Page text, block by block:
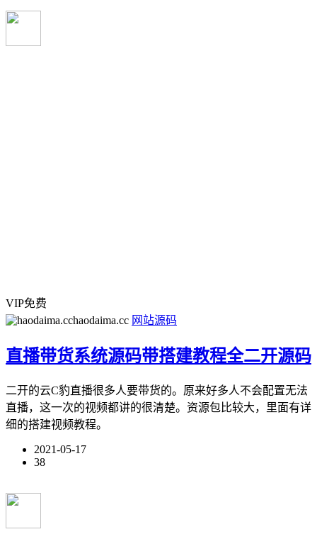
VIP免费
haodaima.cc 网站源码
直播带货系统源码带搭建教程全二开源码
二开的云C豹直播很多人要带货的。原来好多人不会配置无法
直播，这一次的视频都讲的很清楚。资源包比较大，里面有详
细的搭建视频教程。
2021-05-17
38